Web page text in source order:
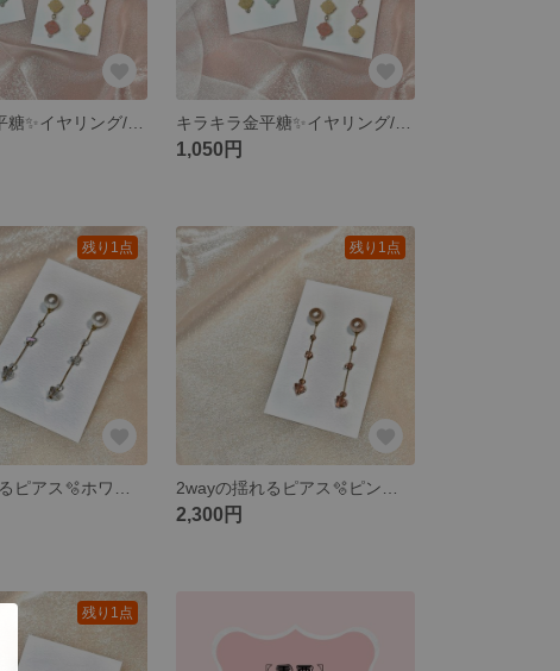
1,050円
残り1点 残り1点
2,300円
残り1点